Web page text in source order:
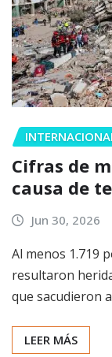
Cifras de
causa de
Jun 30, 2026
Al menos 1.719
resultaron
que sacudieron
LEER MÁS